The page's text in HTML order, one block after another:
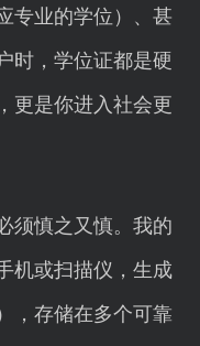
专业的学位）、甚
时，学位证都是硬
更是你进入社会更
须慎之又慎。我的
机或扫描仪，生成
，存储在多个可靠